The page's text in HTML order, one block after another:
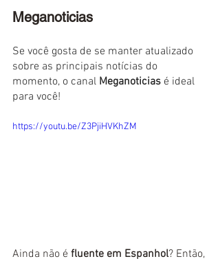
Meganoticias
Se você gosta de se manter atualizado
sobre as principais notícias do
momento, o canal Meganoticias é ideal
para você!
https://youtu.be/Z3PjiHVKhZM
Ainda não é fluente em Espanhol? Então,